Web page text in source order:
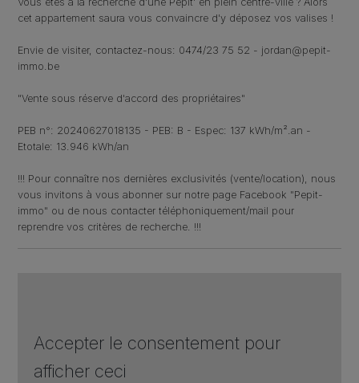
cet appartement saura vous convaincre d'y déposez vos valises !
Envie de visiter, contactez-nous: 0474/23 75 52 - jordan@pepit-
immo.be
"Vente sous réserve d'accord des propriétaires"
PEB n°: 20240627018135 - PEB: B - Espec: 137 kWh/m².an -
Etotale: 13.946 kWh/an
!!! Pour connaître nos dernières exclusivités (vente/location), nous
vous invitons à vous abonner sur notre page Facebook "Pepit-
immo" ou de nous contacter téléphoniquement/mail pour
reprendre vos critères de recherche. !!!
Accepter le consentement pour
afficher ceci